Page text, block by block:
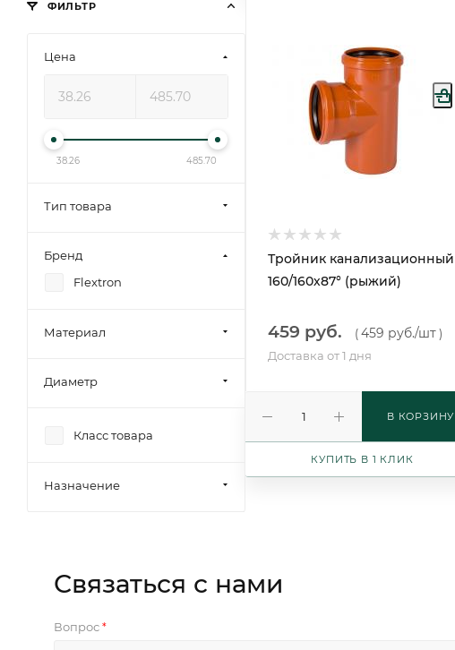
Тройник канализационный
160/160х87° (рыжий)
459 руб. (459 руб./шт)
Доставка от 1 дня
В КОРЗИНУ
КУПИТЬ В 1 КЛИК
ФИЛЬТР
Цена
38.26 485.70
Тип товара
Бренд
Flextron
Материал
Диаметр
Класс товара
Назначение
Связаться с нами
Вопрос *